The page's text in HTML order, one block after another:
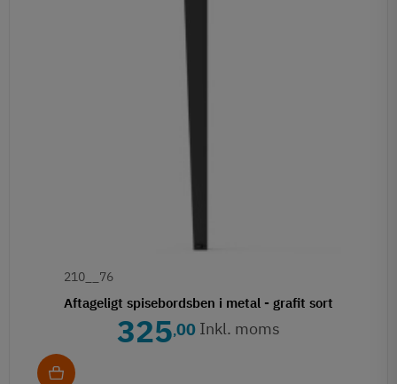
Aftageligt spisebordsben i metal - grafit sort
210__76
325,00 Inkl. moms